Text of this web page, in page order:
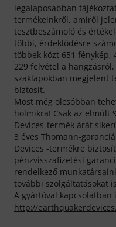
legalaposabban
termékeinkről, amiről
tesztbeszámoló és
többi, érdeklődésre
többek közt 651 fénykép,
229 felvétel a
szaklapokban megjelent
biztosít.
Most még olcsóbban
holmikra! Csak az elmúlt
Devices-termék árát
3 éves Thomann-
Devices -termékre
pénzvisszafizetési
rendelkező
további szolgáltatásokat
A gyártóval
http://